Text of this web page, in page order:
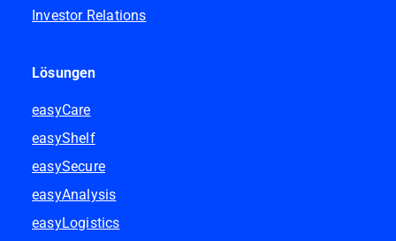
Investor Relations
Lösungen
easyCare
easyShelf
easySecure
easyAnalysis
easyLogistics